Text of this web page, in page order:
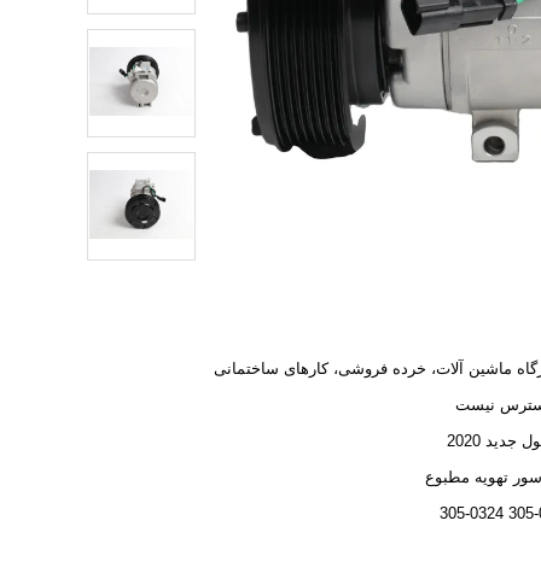
ماشین آلات، خرده فروشی، کارهای ساختمانی
نیست
جدید 2020
تهویه مطبوع
305-